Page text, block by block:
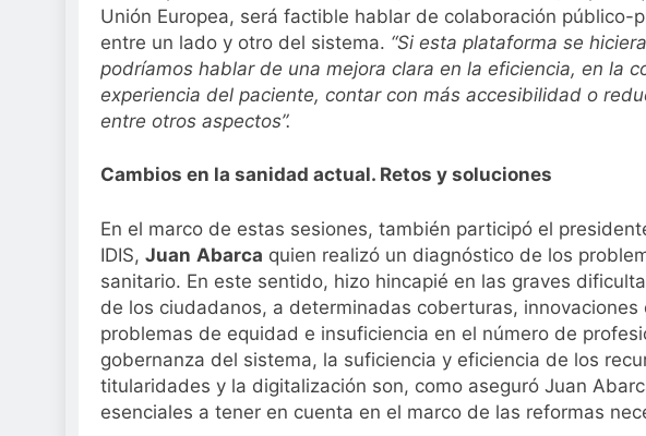
Unión Europea, será factible hablar de colaboración público-
entre un lado y otro del sistema. “Si esta plataforma se
podríamos hablar de una mejora clara en la eficiencia, en la
experiencia del paciente, contar con más accesibilidad o
entre otros aspectos”.
Cambios en la sanidad actual. Retos y soluciones
En el marco de estas sesiones, también participó el
IDIS, Juan Abarca quien realizó un diagnóstico de los
sanitario. En este sentido, hizo hincapié en las graves
de los ciudadanos, a determinadas coberturas,
problemas de equidad e insuficiencia en el número de
gobernanza del sistema, la suficiencia y eficiencia de los
titularidades y la digitalización son, como aseguró Juan
esenciales a tener en cuenta en el marco de las reformas